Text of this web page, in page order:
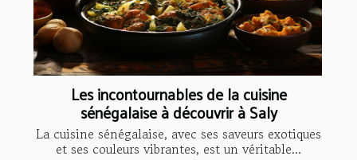
Les incontournables de la cuisine
sénégalaise à découvrir à Saly
La cuisine sénégalaise, avec ses saveurs exotiques
et ses couleurs vibrantes, est un véritable...